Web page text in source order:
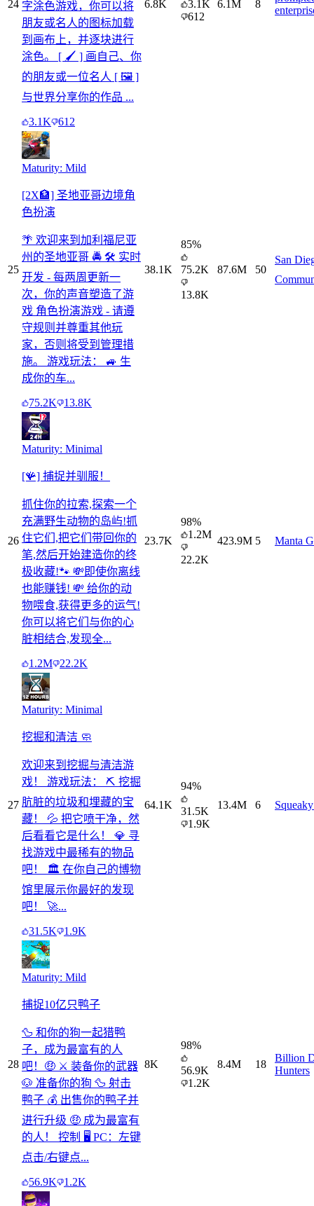
24 字涂色游戏，你可以将
朋友或名人的图标加载
到画布上，并逐块进行
涂色。 [ 🖌️ ] 画自己、你
的朋友或一位名人 [ 🖼️ ]
与世界分享你的作品 ...
3.1K 612
6.8K
3.1K
612
6.1M 8
25
Maturity: Mild
[2X🏦] 圣地亚哥边境角
色扮演
🌴 欢迎来到加利福尼亚
州的圣地亚哥 🚔 🛠️ 实时
开发 - 每两周更新一
次，你的声音塑造了游
戏 角色扮演游戏 - 请遵
守规则并尊重其他玩
家，否则将受到管理措
施。 游戏玩法： 🚙 生
成你的车...
75.2K 13.8K
38.1K
85%
75.2K
13.8K
87.6M 50
San
26
Maturity: Minimal
[🪸] 捕捉并驯服！
抓住你的拉索,探索一个
充满野生动物的岛屿!抓
住它们,把它们带回你的
笔,然后开始建造你的终
极收藏!🐾 💸即使你离线
也能赚钱! 💸 给你的动
物喂食,获得更多的运气!
你可以将它们与你的心
脏相结合,发现全...
1.2M 22.2K
23.7K
98%
1.2M
22.2K
423.9M 5 Manta
27
Maturity: Minimal
挖掘和清洁 🧼
欢迎来到挖掘与清洁游
戏！ 游戏玩法： ⛏️ 挖掘
肮脏的垃圾和埋藏的宝
藏！ 💦 把它喷干净，然
后看看它是什么！ 💎 寻
找游戏中最稀有的物品
吧！ 🏛️ 在你自己的博物
馆里展示你最好的发现
吧！ 🚀...
31.5K 1.9K
64.1K
94%
31.5K
1.9K
13.4M 6
28
Maturity: Mild
捕捉10亿只鸭子
🦆 和你的狗一起猎鸭
子，成为最富有的人
吧！🤑 ⚔️ 装备你的武器
🐶 准备你的狗 🦆 射击
鸭子 💰 出售你的鸭子并
进行升级 🤑 成为最富有
的人！ 控制 🖥️ PC：左键
点击/右键点...
56.9K 1.2K
8K
98%
56.9K
1.2K
8.4M 18
Billion
Hunters